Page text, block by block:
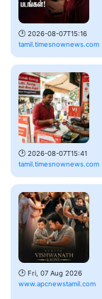
🕑 2026-08-07T15:16
tamil.timesnownews.com
🕑 2026-08-07T15:41
tamil.timesnownews.com
🕑 Fri, 07 Aug 2026
www.apcnewstamil.com